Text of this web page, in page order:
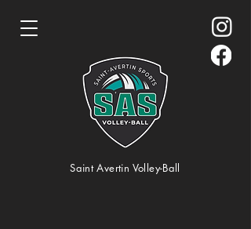
Saint Avertin Volley-Ball